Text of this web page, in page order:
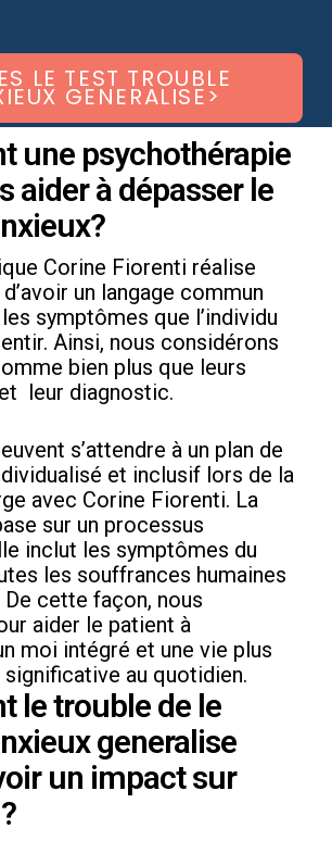
LE TEST TROUBLE
GENERALISE>
une psychothérapie
aider à dépasser le
Corine Fiorenti réalise
un langage commun
symptômes que l’individu
Ainsi, nous considérons
bien plus que leurs
leur diagnostic.
s’attendre à un plan de
et inclusif lors de la
avec Corine Fiorenti. La
sur un processus
inclut les symptômes du
les souffrances humaines
cette façon, nous
aider le patient à
moi intégré et une vie plus
au quotidien.
le trouble de le
generalise
un impact sur